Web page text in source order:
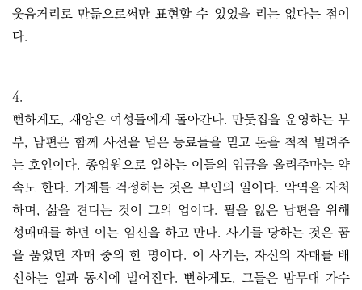
웃음거리로 만듦으로써만 표현할 수 있었을 리는 없다는 점이
다.
4.
뻔하게도, 재앙은 여성들에게 돌아간다. 만둣집을 운영하는 부
부, 남편은 함께 사선을 넘은 동료들을 믿고 돈을 척척 빌려주
는 호인이다. 종업원으로 일하는 이들의 임금을 올려주마는 약
속도 한다. 가계를 걱정하는 것은 부인의 일이다. 악역을 자처
하며, 삶을 견디는 것이 그의 업이다. 팔을 잃은 남편을 위해
성매매를 하던 이는 임신을 하고 만다. 사기를 당하는 것은 꿈
을 품었던 자매 중의 한 명이다. 이 사기는, 자신의 자매를 배
신하는 일과 동시에 벌어진다. 뻔하게도, 그들은 밤무대 가수